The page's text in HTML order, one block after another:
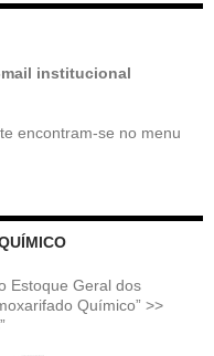
institucional
encontram-se no menu
Estoque Geral dos
Químico” >>